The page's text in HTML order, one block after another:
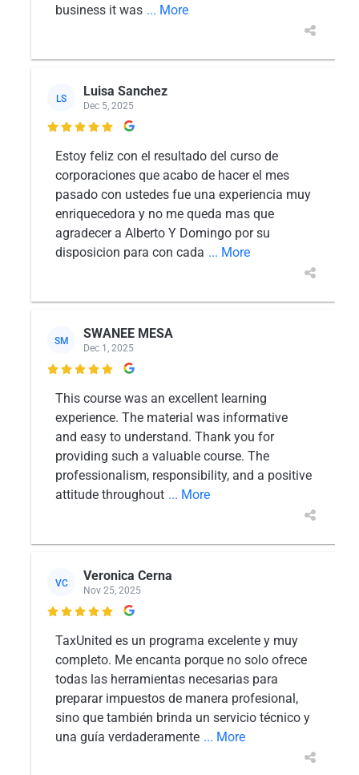
business it was ... More
LS Luisa Sanchez
Dec 5, 2025

Estoy feliz con el resultado del curso de
corporaciones que acabo de hacer el mes
pasado con ustedes fue una experiencia muy
enriquecedora y no me queda mas que
agradecer a Alberto Y Domingo por su
disposicion para con cada ... More
SM SWANEE MESA
Dec 1, 2025

This course was an excellent learning
experience. The material was informative
and easy to understand. Thank you for
providing such a valuable course. The
professionalism, responsibility, and a positive
attitude throughout ... More
VC Veronica Cerna
Nov 25, 2025

TaxUnited es un programa excelente y muy
completo. Me encanta porque no solo ofrece
todas las herramientas necesarias para
preparar impuestos de manera profesional,
sino que también brinda un servicio técnico y
una guía verdaderamente ... More